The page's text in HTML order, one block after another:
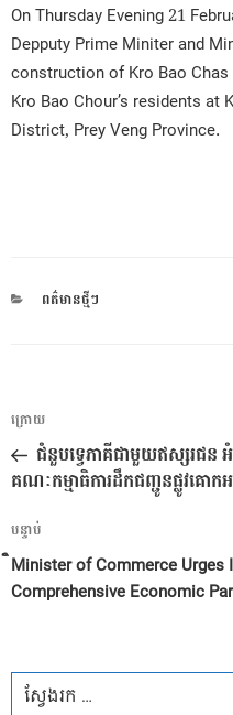
On Thursday Evening 21
Depputy Prime Miniter and
construction of Kro Bao
Kro Bao Chour’s residents at
District, Prey Veng Province.
CATEGORIES
ពត៌មានថ្មីៗ
ការ​
នាំទិស​
ប្រកាស
អត្ថបទ
មុន
ក្រោយ
ជំនួបទ្វេភាគីជាមួយឥស្សរជន
គណៈកម្មាធិការដឹកជញ្ជូនផ្លូវគោក
អត្ថបទ
បន្ទាប់
បន្ទាប់
Minister of Commerce Urges
Comprehensive Economic